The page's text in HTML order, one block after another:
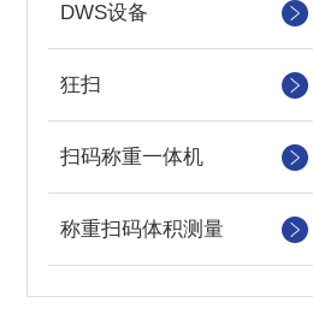
DWS设备
狂扫
扫码称重一体机
称重扫码体积测量